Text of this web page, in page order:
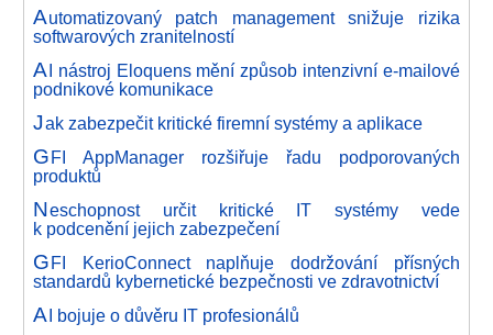
Automatizovaný patch management snižuje rizika
softwarových zranitelností
AI nástroj Eloquens mění způsob intenzivní e-mailové
podnikové komunikace
Jak zabezpečit kritické firemní systémy a aplikace
GFI AppManager rozšiřuje řadu podporovaných
produktů
Neschopnost určit kritické IT systémy vede
k podcenění jejich zabezpečení
GFI KerioConnect naplňuje dodržování přísných
standardů kybernetické bezpečnosti ve zdravotnictví
AI bojuje o důvěru IT profesionálů